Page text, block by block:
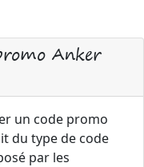
Anker
un code promo
du type de code
par les